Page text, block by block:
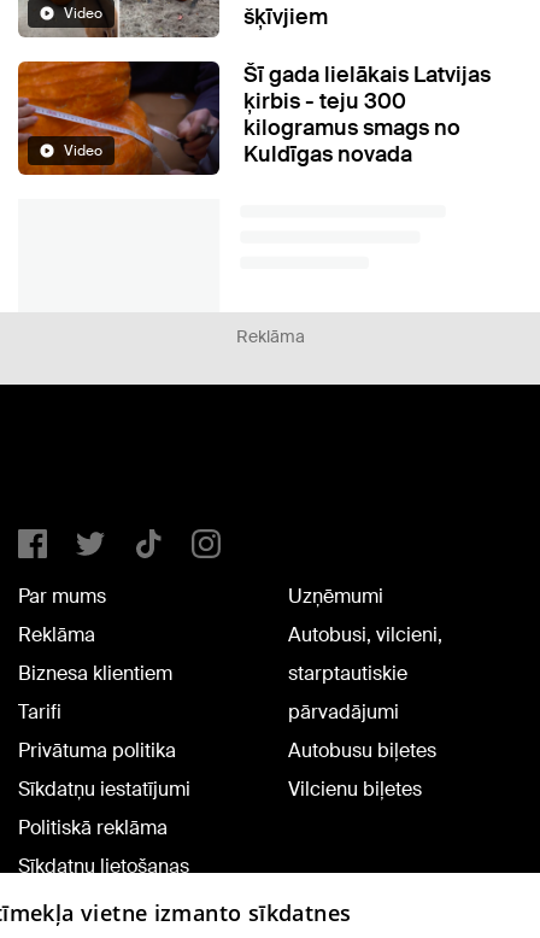
Video
šķīvjiem
Video
Šī gada lielākais Latvijas
ķirbis - teju 300
kilogramus smags no
Kuldīgas novada
Reklāma
Par mums
Reklāma
Biznesa klientiem
Tarifi
Privātuma politika
Sīkdatņu iestatījumi
Politiskā reklāma
Sīkdatņu lietošanas
noteikumi
Uzņēmumi
Autobusi, vilcieni,
starptautiskie
pārvadājumi
Autobusu biļetes
Vilcienu biļetes
vietne izmanto sīkdatnes